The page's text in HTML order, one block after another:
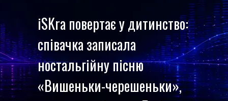
iSKra повертає у дитинство:
співачка записала
ностальгійну пісню
«Вишеньки-черешеньки»,